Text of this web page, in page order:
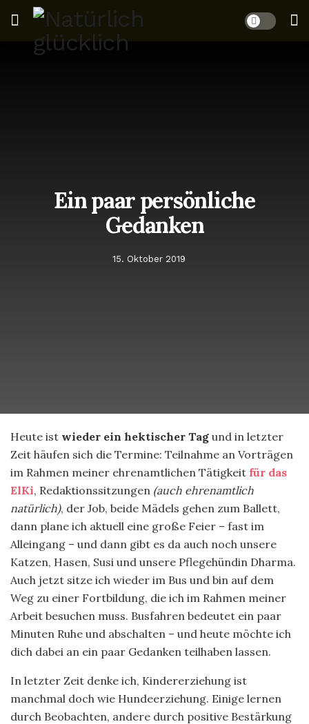
Ein paar persönliche
Gedanken
15. Oktober 2019
Heute ist wieder ein hektischer Tag und in letzter
Zeit häufen sich die Termine: Teilnahme an Vorträgen
im Rahmen meiner ehrenamtlichen Tätigkeit für das
ElKi, Redaktionssitzungen (auch ehrenamtlich
natürlich), der Job, beide Mädels gehen zum Ballett,
dann plane ich aktuell eine große Feier – fast im
Alleingang – und dann gibt es da auch noch unsere
Katzen, Hasen, Susi und unsere Pflegehündin Dharma.
Auch jetzt sitze ich wieder im Bus und bin auf dem
Weg zu einer Fortbildung, die ich im Rahmen meiner
Arbeit besuchen muss. Busfahren bedeutet ein paar
Minuten Ruhe und abschalten – und heute möchte ich
dich dabei an ein paar Gedanken teilhaben lassen.
In letzter Zeit denke ich, Kindererziehung ist
manchmal doch wie Hundeerziehung. Einige lernen
durch Beobachten, andere durch positive Bestärkung